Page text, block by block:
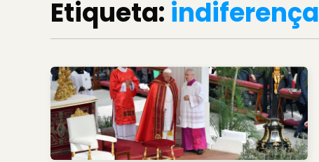
Etiqueta: indiferença